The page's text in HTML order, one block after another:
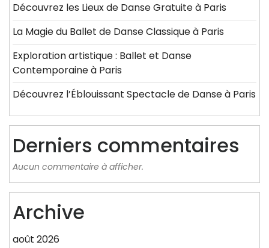
Découvrez les Lieux de Danse Gratuite à Paris
La Magie du Ballet de Danse Classique à Paris
Exploration artistique : Ballet et Danse
Contemporaine à Paris
Découvrez l’Éblouissant Spectacle de Danse à Paris
Derniers commentaires
Aucun commentaire à afficher.
Archive
août 2026